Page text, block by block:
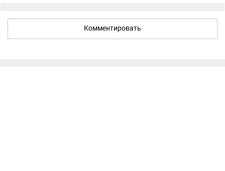
Комментировать